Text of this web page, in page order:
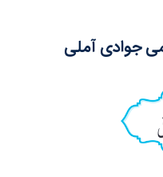
جوادی آملی